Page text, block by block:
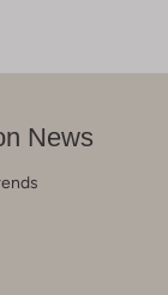
News